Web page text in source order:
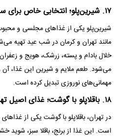
۱۷. شیرین‌پلو؛ انتخابی خاص برای سفره‌های مجلسی
شیرین‌پلو یکی از غذا‌های مجلسی و
مانند تهران و کرمان در شب عید تهیه
خلال بادام و پسته، زرشک، هویج و
می‌شود. طعم ملایم و شیرین این غذا، آن
مهمانی‌های نوروزی تبدیل کرده است.
۱۸. باقلاپلو با گوشت؛ غذای اصیل تهرانی‌ها
در تهران، باقلاپلو با گوشت یکی از
است. این غذا از برنج، باقلا سبز،